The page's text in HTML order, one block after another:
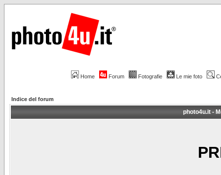
Home Forum Fotografie Le mie foto
Indice del forum
photo4u.it -